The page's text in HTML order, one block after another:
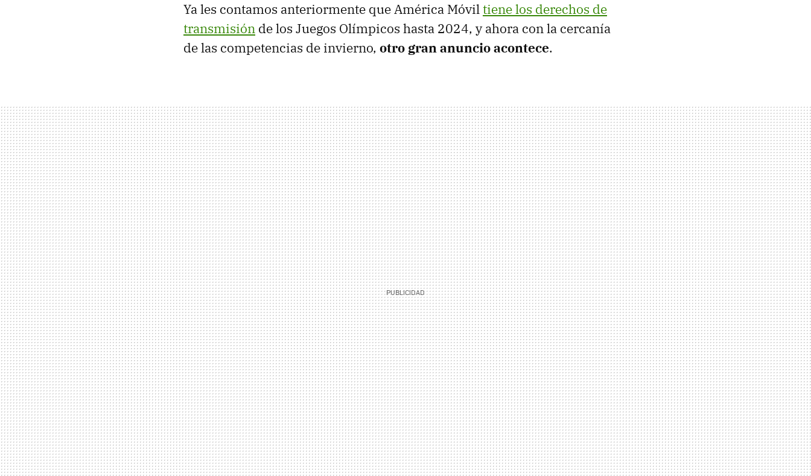
Ya les contamos anteriormente que América Móviltiene los derechos de
transmisión de los Juegos Olímpicos hasta 2024, y ahora con la cercanía
de las competencias de invierno, otro gran anuncio acontece.